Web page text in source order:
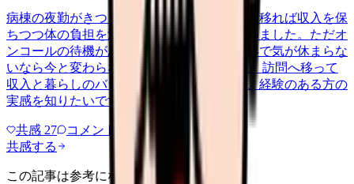
病棟の夜勤がきつくなってきて、訪問看護に移れば収入を保
ちつつ体の負担を減らせるのではと考え始めました。ただオ
ンコールの待機があると聞いて、結局別の形で気が休まらな
いなら今と変わらないのではとも思います。 訪問へ移って
収入と暮らしのバランスがどう変わったか、経験のある方の
実感を知りたいです。
共感 27 コメント
共感する
この記事は参考になりましたか？